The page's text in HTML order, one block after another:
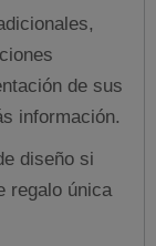
de sus
información.
diseño si
regalo única